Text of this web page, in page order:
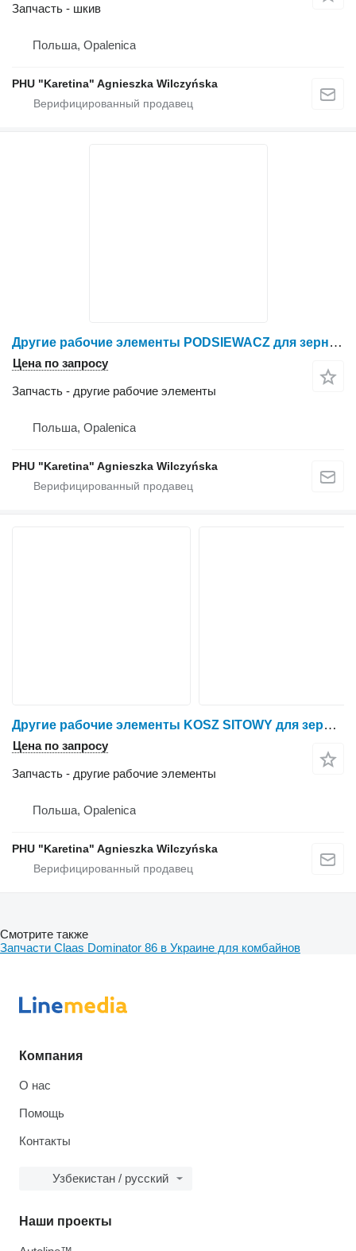
Запчасть - шкив
Польша, Opalenica
PHU "Karetina" Agnieszka Wilczyńska
Другие рабочие элементы PODSIEWACZ для зерноуборочного комбайна Claas Mega Dominator 86 | 98 | 118
Цена по запросу
Запчасть - другие рабочие элементы
Польша, Opalenica
PHU "Karetina" Agnieszka Wilczyńska
Другие рабочие элементы KOSZ SITOWY для зерноуборочного комбайна Claas Mega Dominator 86 | 98 | 118
Цена по запросу
Запчасть - другие рабочие элементы
Польша, Opalenica
PHU "Karetina" Agnieszka Wilczyńska
Смотрите также
Запчасти Claas Dominator 86 в Украине для комбайнов
Компания
О нас
Помощь
Контакты
Узбекистан / русский
Наши проекты